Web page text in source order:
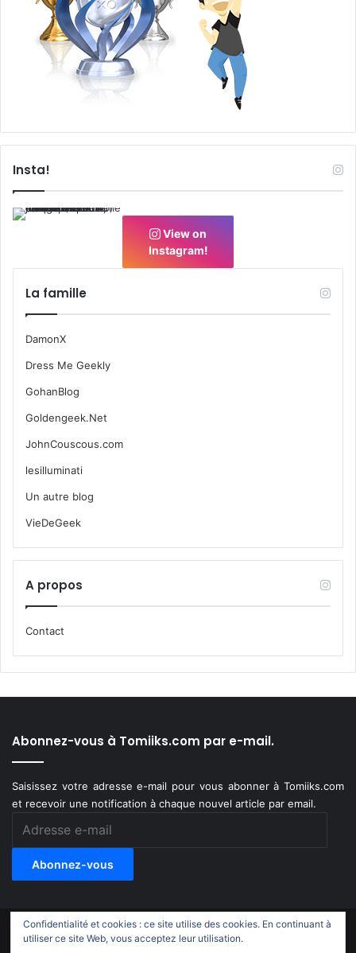
Insta!
View on
Instagram!
La famille
DamonX
Dress Me Geekly
GohanBlog
Goldengeek.Net
JohnCouscous.com
lesilluminati
Un autre blog
VieDeGeek
A propos
Contact
Abonnez-vous à Tomiiks.com par e-mail.
Saisissez votre adresse e-mail pour vous abonner à Tomiiks.com
et recevoir une notification à chaque nouvel article par email.
Abonnez-vous
© Copyright 2011-2018, All Rights Reserved |
Confidentialité et cookies : ce site utilise des cookies. En continuant à
utiliser ce site Web, vous acceptez leur utilisation.